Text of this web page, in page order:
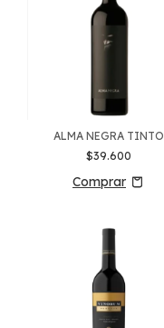
ALMA NEGRA TINTO
$39.600